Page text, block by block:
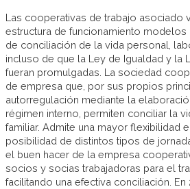
Las cooperativas de trabajo asociado
estructura de funcionamiento
de conciliación de la vida personal,
incluso de que la Ley de Igualdad y la
fueran promulgadas. La sociedad
de empresa que, por sus propios
autorregulación mediante la
régimen interno, permiten conciliar la
familiar. Admite una mayor flexibilidad
posibilidad de distintos tipos de
el buen hacer de la empresa
socios y socias trabajadoras para el
facilitando una efectiva conciliación. En